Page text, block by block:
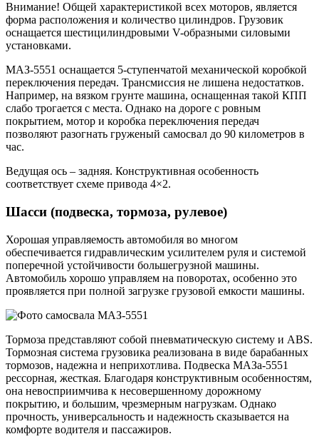
Внимание! Общей характеристикой всех моторов, является
форма расположения и количество цилиндров. Грузовик
оснащается шестицилиндровыми V-образными силовыми
установками.
МАЗ-5551 оснащается 5-ступенчатой механической коробкой
переключения передач. Трансмиссия не лишена недостатков.
Например, на вязком грунте машина, оснащенная такой КПП
слабо трогается с места. Однако на дороге с ровным
покрытием, мотор и коробка переключения передач
позволяют разогнать груженый самосвал до 90 километров в
час.
Ведущая ось – задняя. Конструктивная особенность
соответствует схеме привода 4×2.
Шасси (подвеска, тормоза, рулевое)
Хорошая управляемость автомобиля во многом
обеспечивается гидравлическим усилителем руля и системой
поперечной устойчивости большегрузной машины.
Автомобиль хорошо управляем на поворотах, особенно это
проявляется при полной загрузке грузовой емкости машины.
Тормоза представляют собой пневматическую систему и ABS.
Тормозная система грузовика реализована в виде барабанных
тормозов, надежна и неприхотлива. Подвеска МАЗа-5551
рессорная, жесткая. Благодаря конструктивным особенностям,
она невосприимчива к несовершенному дорожному
покрытию, и большим, чрезмерным нагрузкам. Однако
прочность, универсальность и надежность сказывается на
комфорте водителя и пассажиров.